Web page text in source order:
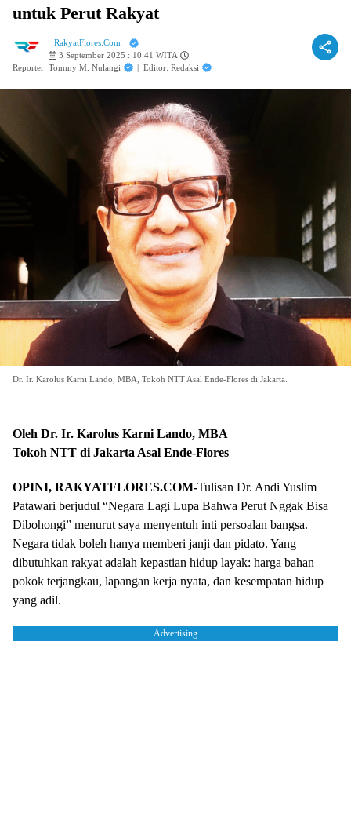
untuk Perut Rakyat
RakyatFlores.Com
3 September 2025 : 10:41 WITA
Reporter: Tommy M. Nulangi
| Editor: Redaksi
Dr. Ir. Karolus Karni Lando, MBA, Tokoh NTT Asal Ende-Flores di Jakarta.
Oleh Dr. Ir. Karolus Karni Lando, MBA
Tokoh NTT di Jakarta Asal Ende-Flores
OPINI, RAKYATFLORES.COM-Tulisan Dr. Andi Yuslim
Patawari berjudul “Negara Lagi Lupa Bahwa Perut Nggak Bisa
Dibohongi” menurut saya menyentuh inti persoalan bangsa.
Negara tidak boleh hanya memberi janji dan pidato. Yang
dibutuhkan rakyat adalah kepastian hidup layak: harga bahan
pokok terjangkau, lapangan kerja nyata, dan kesempatan hidup
yang adil.
Advertising